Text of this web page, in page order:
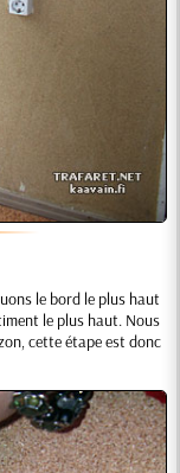
le bord le plus haut
le plus haut. Nous
cette étape est donc